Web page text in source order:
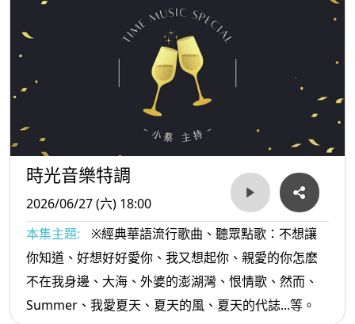
時光音樂特調
2026/06/27 (六) 18:00
本集主題:
※經典華語流行歌曲、聽眾點歌：不想讓
你知道、好想好好愛你、我又想起你、親愛的你怎麽
不在我身邊、大海、外婆的澎湖灣、恨情歌、然而、
Summer、我愛夏天、夏天的風、夏天的代誌...等。